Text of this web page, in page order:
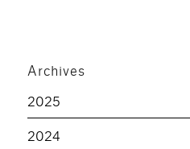
Archives
2025
2024